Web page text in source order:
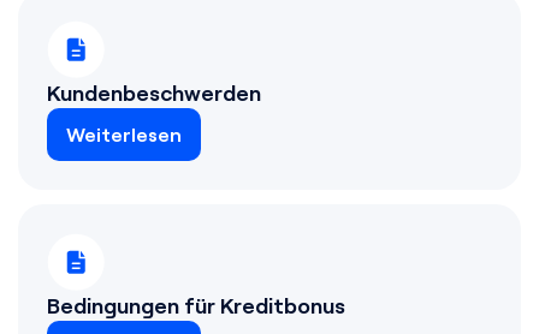
Kundenbeschwerden
Weiterlesen
Bedingungen für Kreditbonus